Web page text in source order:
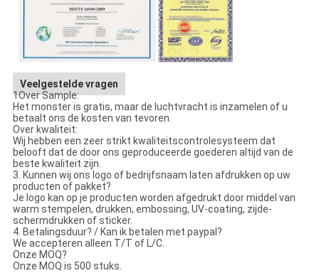
Veelgestelde vragen
1Over Sample:
Het monster is gratis, maar de luchtvracht is inzamelen of u
betaalt ons de kosten van tevoren.
Over kwaliteit:
Wij hebben een zeer strikt kwaliteitscontrolesysteem dat
belooft dat de door ons geproduceerde goederen altijd van de
beste kwaliteit zijn.
3. Kunnen wij ons logo of bedrijfsnaam laten afdrukken op uw
producten of pakket?
Je logo kan op je producten worden afgedrukt door middel van
warm stempelen, drukken, embossing, UV-coating, zijde-
schermdrukken of sticker.
4. Betalingsduur? / Kan ik betalen met paypal?
We accepteren alleen T/T of L/C.
Onze MOQ?
Onze MOQ is 500 stuks.